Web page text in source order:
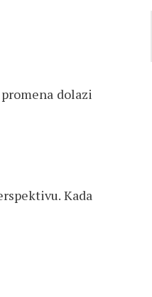
dolazi
Kada